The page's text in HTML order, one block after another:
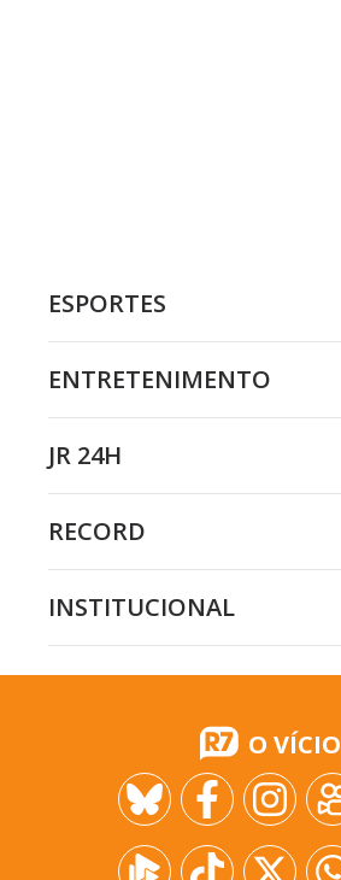
ESPORTES
ENTRETENIMENTO
JR 24H
RECORD
INSTITUCIONAL
O VÍCIO